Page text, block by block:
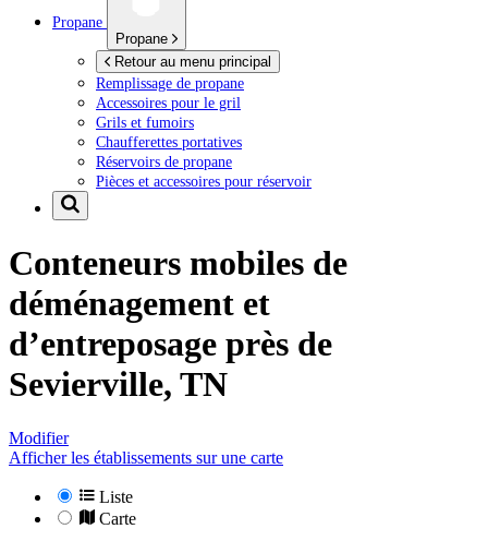
Propane
Propane
Retour au menu principal
Remplissage de propane
Accessoires pour le gril
Grils et fumoirs
Chaufferettes portatives
Réservoirs de propane
Pièces et accessoires pour réservoir
Conteneurs mobiles de
déménagement et
d’entreposage près de
Sevierville, TN
Modifier
Afficher les établissements sur une carte
Liste
Carte